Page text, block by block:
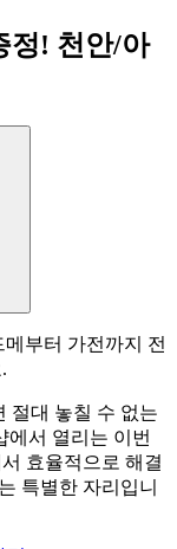
정! 천안/아
부터 가전까지 전
절대 놓칠 수 없는
에서 열리는 이번
효율적으로 해결
특별한 자리입니